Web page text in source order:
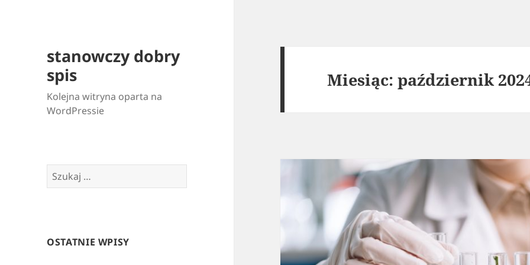
stanowczy dobry
spis
Kolejna witryna oparta na
WordPressie
Szukaj:
OSTATNIE WPISY
Miesiąc:październik